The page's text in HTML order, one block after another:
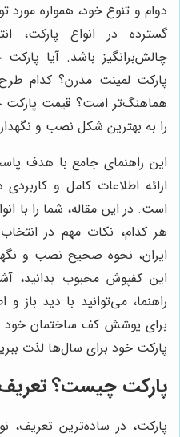
دوام و تنوع خود، همواره مورد
گسترده در انواع پارکت،
چالش‌برانگیز باشد. آیا
پارکت لمینت مدرن؟ کدام
هماهنگ‌تر است؟ قیمت
را به بهترین شکل نصب و
این راهنمای جامع با هدف
ارائه اطلاعات کامل و
است. در این مقاله، شما را با
هر کدام، نکات مهم در
ایران، نحوه صحیح نصب و
این کفپوش محبوب بدانید،
راهنما، می‌توانید با دید باز
برای پوشش کف ساختمان خود
پارکت خود برای سال‌ها لذت
پارکت چیست؟ تعریف
پارکت، در ساده‌ترین